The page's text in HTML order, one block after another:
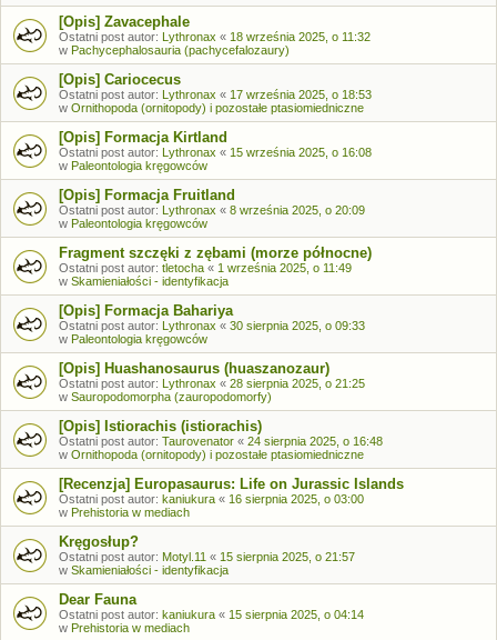
[Opis] Zavacephale
Ostatni post autor: Lythronax « 18 września 2025, o 11:32
w Pachycephalosauria (pachycefalozaury)
[Opis] Cariocecus
Ostatni post autor: Lythronax « 17 września 2025, o 18:53
w Ornithopoda (ornitopody) i pozostałe ptasiomiedniczne
[Opis] Formacja Kirtland
Ostatni post autor: Lythronax « 15 września 2025, o 16:08
w Paleontologia kręgowców
[Opis] Formacja Fruitland
Ostatni post autor: Lythronax « 8 września 2025, o 20:09
w Paleontologia kręgowców
Fragment szczęki z zębami (morze północne)
Ostatni post autor: tletocha « 1 września 2025, o 11:49
w Skamieniałości - identyfikacja
[Opis] Formacja Bahariya
Ostatni post autor: Lythronax « 30 sierpnia 2025, o 09:33
w Paleontologia kręgowców
[Opis] Huashanosaurus (huaszanozaur)
Ostatni post autor: Lythronax « 28 sierpnia 2025, o 21:25
w Sauropodomorpha (zauropodomorfy)
[Opis] Istiorachis (istiorachis)
Ostatni post autor: Taurovenator « 24 sierpnia 2025, o 16:48
w Ornithopoda (ornitopody) i pozostałe ptasiomiedniczne
[Recenzja] Europasaurus: Life on Jurassic Islands
Ostatni post autor: kaniukura « 16 sierpnia 2025, o 03:00
w Prehistoria w mediach
Kręgosłup?
Ostatni post autor: Motyl.11 « 15 sierpnia 2025, o 21:57
w Skamieniałości - identyfikacja
Dear Fauna
Ostatni post autor: kaniukura « 15 sierpnia 2025, o 04:14
w Prehistoria w mediach